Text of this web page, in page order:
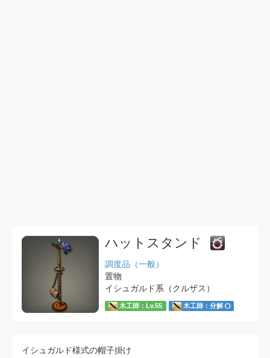
ハットスタンド
調度品（一般）
置物
イシュガルド系（クルザス）
木工師：Lv.55 木工師：分解
イシュガルド様式の帽子掛け